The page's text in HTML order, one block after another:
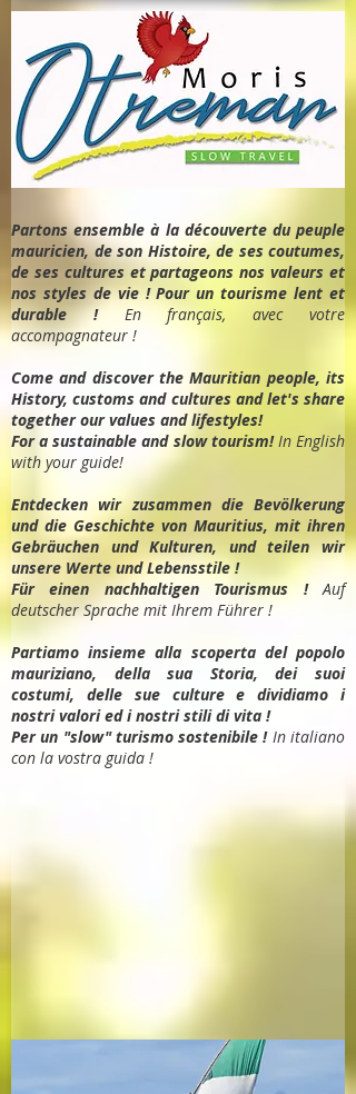
Partons ensemble à la découverte du peuple
mauricien, de son Histoire, de ses coutumes,
de ses cultures et partageons nos valeurs et
nos styles de vie ! Pour un tourisme lent et
durable ! En français, avec votre
accompagnateur !
Come and discover the Mauritian people, its
History, customs and cultures and let's share
together our values and lifestyles!
For a sustainable and slow tourism!In English
with your guide!
Entdecken wir zusammen die Bevölkerung
und die Geschichte von Mauritius, mit ihren
Gebräuchen und Kulturen, und teilen wir
unsere Werte und Lebensstile !
Für einen nachhaltigen Tourismus !Auf
deutscher Sprache mit Ihrem Führer !
Partiamo insieme alla scoperta del popolo
mauriziano, della sua Storia, dei suoi
costumi, delle sue culture e dividiamo i
nostri valori ed i nostri stili di vita !
Per un "slow" turismo sostenibile !In italiano
con la vostra guida !